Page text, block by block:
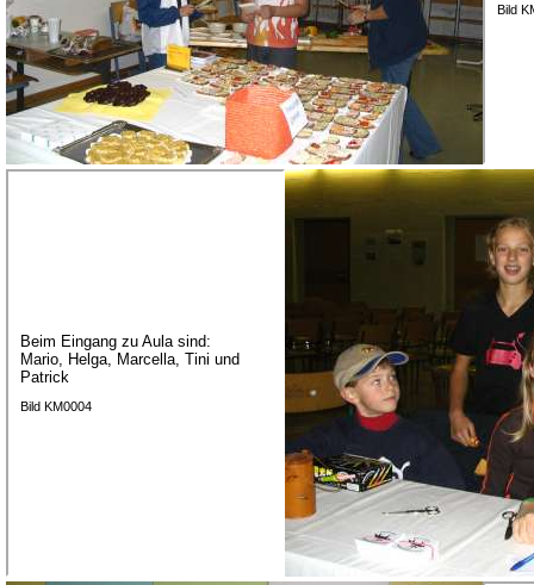
Bild
Beim Eingang zu Aula sind:
Mario, Helga, Marcella, Tini und
Patrick
Bild KM0004